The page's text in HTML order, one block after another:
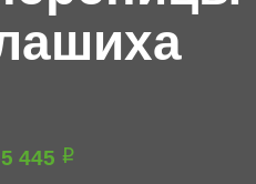
445